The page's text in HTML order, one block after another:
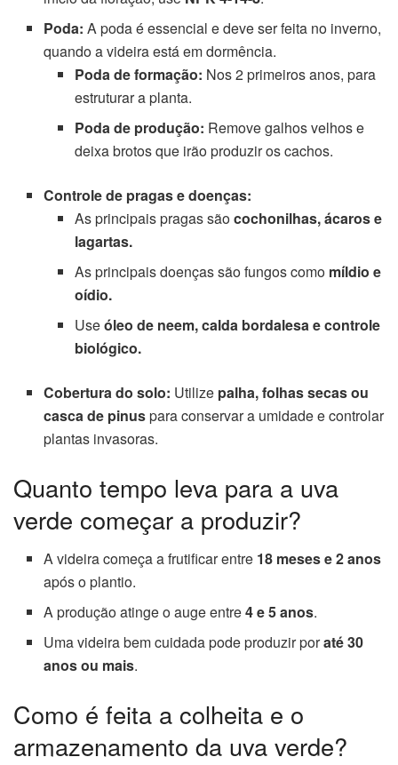
Poda: A poda é essencial e deve ser feita no inverno,
quando a videira está em dormência.
Poda de formação: Nos 2 primeiros anos, para
estruturar a planta.
Poda de produção: Remove galhos velhos e
deixa brotos que irão produzir os cachos.
Controle de pragas e doenças:
As principais pragas sãocochonilhas, ácaros e
lagartas.
As principais doenças são fungos como míldio e
oídio.
Useóleo de neem, calda bordalesa e controle
biológico.
Cobertura do solo: Utilize palha, folhas secas ou
casca de pinuspara conservar a umidade e controlar
plantas invasoras.
Quanto tempo leva para a uva
verde começar a produzir?
A videira começa a frutificar entre 18 meses e 2 anos
após o plantio.
A produção atinge o auge entre4 e 5 anos.
Uma videira bem cuidada pode produzir poraté 30
anos ou mais.
Como é feita a colheita e o
armazenamento da uva verde?